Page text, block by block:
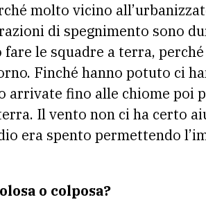
molto vicino
di spegnimento sono
le squadre a terra,
Finché hanno potuto ci
arrivate fino alle chiome poi
Il vento non ci ha certo
era spento permettendo
o colposa?